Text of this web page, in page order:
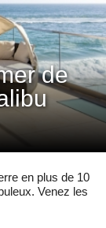
de
en plus de 10
Venez les